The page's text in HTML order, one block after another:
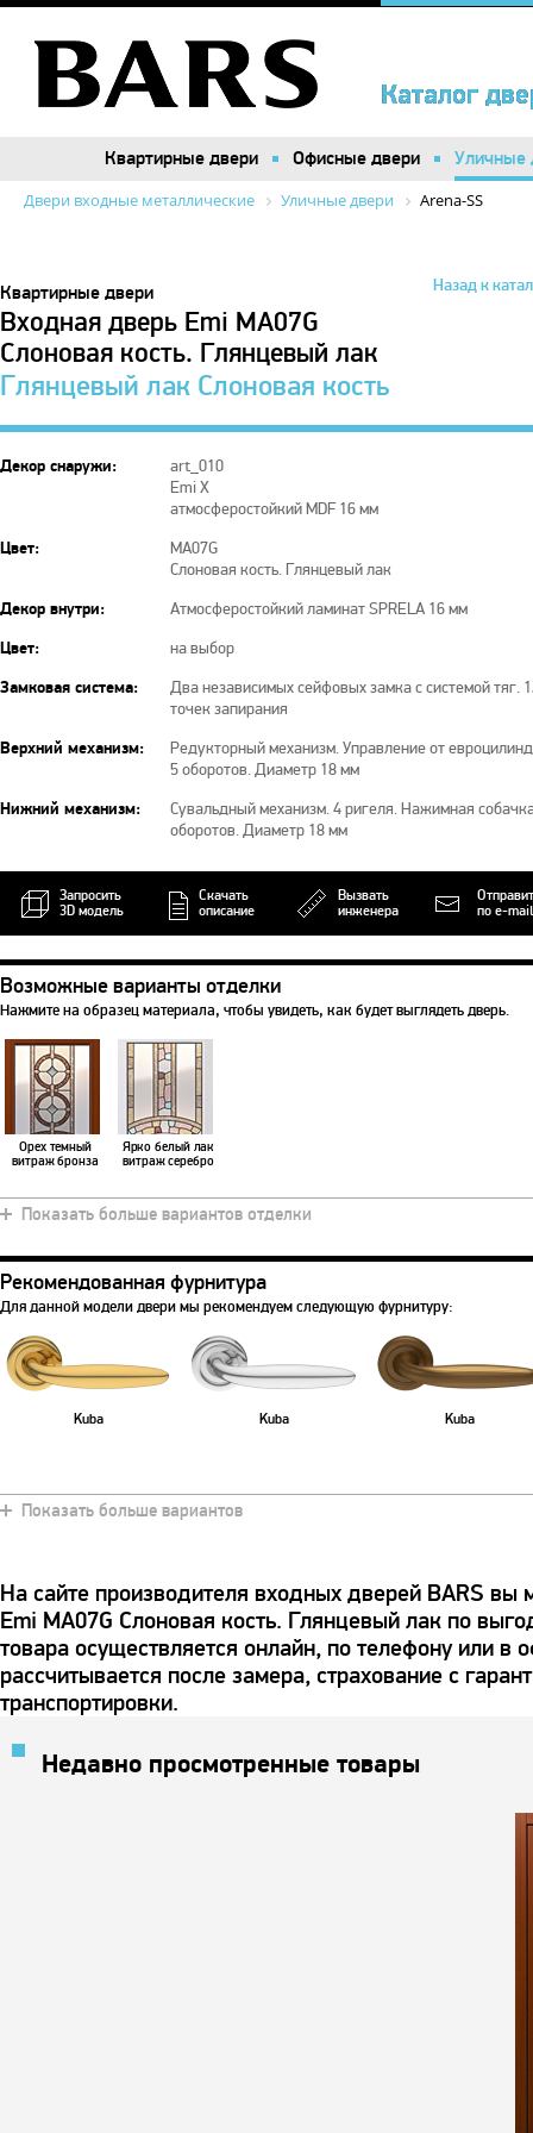
Каталог
Каталог
Квартирные двери Офисные двери Уличные
Квартирные двери Офисные двери Уличные
Двери входные металлические Уличные двери Arena-SS
Назад к
Квартирные двери
Входная дверь Emi MA07G
Слоновая кость. Глянцевый лак
Глянцевый лак Слоновая кость
Декор снаружи:
art_010
Emi X
атмосферостойкий MDF 16 мм
Цвет:
MA07G
Слоновая кость. Глянцевый лак
Декор внутри: Атмосферостойкий ламинат SPRELA 16 мм
Цвет: на выбор
Замковая система:
Два независимых сейфовых замка с системой тяг.
точек запирания
Верхний механизм:
Редукторный механизм. Управление от
5 оборотов. Диаметр 18 мм
Нижний механизм:
Сувальдный механизм. 4 ригеля. Нажимная
оборотов. Диаметр 18 мм
Запросить
3D модель
Скачать
описание
Вызвать
инженера
по e-mail
Возможные варианты отделки
Нажмите на образец материала, чтобы увидеть, как будет выглядеть дверь.
Орех темный
витраж бронза
Ярко белый лак
витраж серебро
Показать больше вариантов отделки
Рекомендованная фурнитура
Для данной модели двери мы рекомендуем следующую фурнитуру:
Kuba Kuba Kuba
Показать больше вариантов
На сайте производителя входных дверей BARS вы
Emi MA07G Слоновая кость. Глянцевый лак по
товара осуществляется онлайн, по телефону или в
рассчитывается после замера, страхование с
транспортировки.
Недавно просмотренные товары